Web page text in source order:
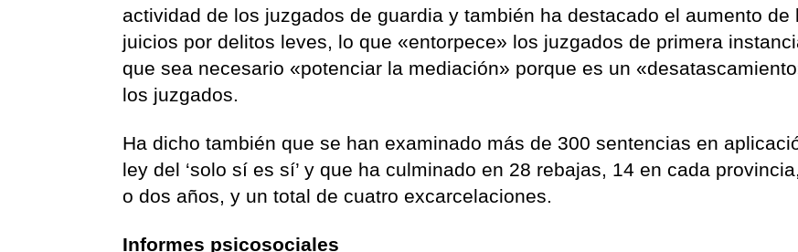
actividad de los juzgados de guardia y también ha destacado el aumento de
juicios por delitos leves, lo que «entorpece» los juzgados de primera
que sea necesario «potenciar la mediación» porque es un
los juzgados.
Ha dicho también que se han examinado más de 300 sentencias en
ley del ‘solo sí es sí’ y que ha culminado en 28 rebajas, 14 en cada
o dos años, y un total de cuatro excarcelaciones.
Informes psicosociales